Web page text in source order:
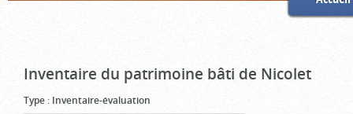
Inventaire du patrimoine bâti de Nicolet
Type : Inventaire-évaluation